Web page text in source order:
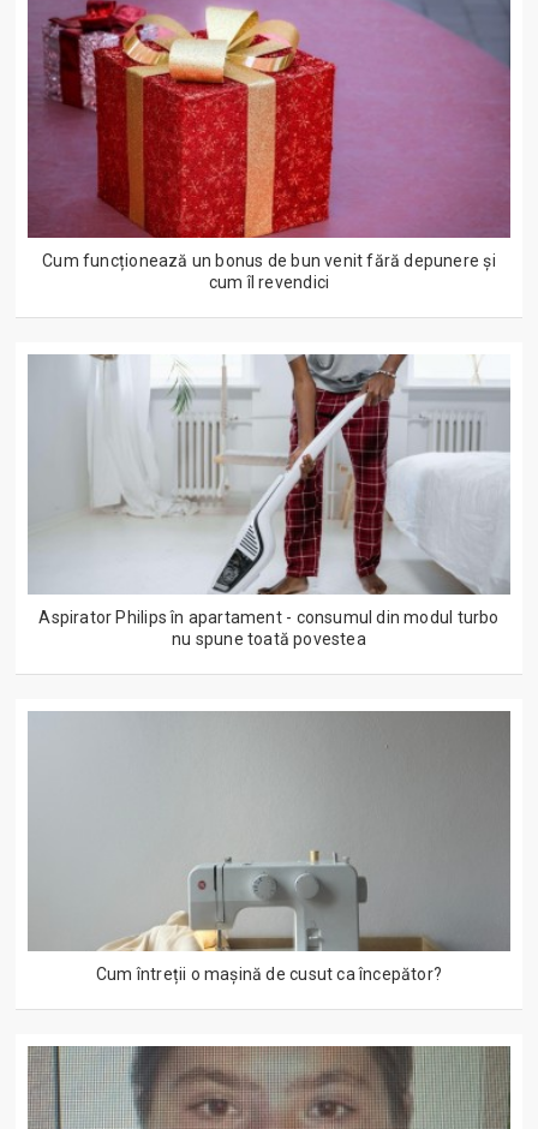
Cum funcționează un bonus de bun venit fără depunere și
cum îl revendici
Aspirator Philips în apartament - consumul din modul turbo
nu spune toată povestea
Cum întreții o mașină de cusut ca începător?